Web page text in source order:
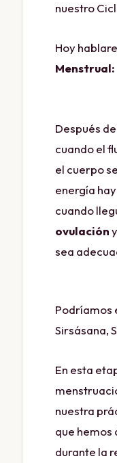
nuestro
Hoy
Menstrual:
Después de
cuando el
el cuerpo
energía
cuando
ovulación
sea
Podríamos
Sirsásana,
En esta
nuestra
que
durante la